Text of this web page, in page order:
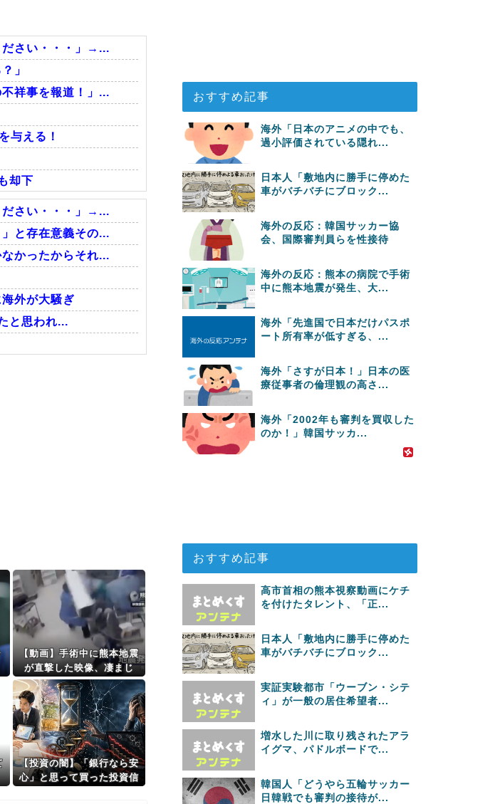
関係が深い地球の裏側の国がこちらです‥」→「国境を越えた驚くべ...
互RSS
ださい・・・」→...
」
祥事を報道！」...
与える！
却下
ださい・・・」→...
と存在意義その...
かったからそれ...
外が大騒ぎ
と思われ...
【動画】手術中に熊本地震
が直撃した映像、凄まじ
い…
【投資の闇】「銀行なら安
心」と思って買った投資信
おすすめ記事
海外「日本のアニメの中でも、
過小評価されている隠れ...
日本人「敷地内に勝手に停めた
車がバチバチにブロック...
海外の反応：韓国サッカー協
会、国際審判員らを性接待
海外の反応：熊本の病院で手術
中に熊本地震が発生、大...
海外「先進国で日本だけパスポ
ート所有率が低すぎる、...
海外「さすが日本！」日本の医
療従事者の倫理観の高さ...
海外「2002年も審判を買収した
のか！」韓国サッカ...
おすすめ記事
高市首相の熊本視察動画にケチ
を付けたタレント、「正...
日本人「敷地内に勝手に停めた
車がバチバチにブロック...
実証実験都市「ウーブン・シテ
ィ」が一般の居住希望者...
増水した川に取り残されたアラ
イグマ、パドルボードで...
韓国人「どうやら五輪サッカー
日韓戦でも審判の接待が...